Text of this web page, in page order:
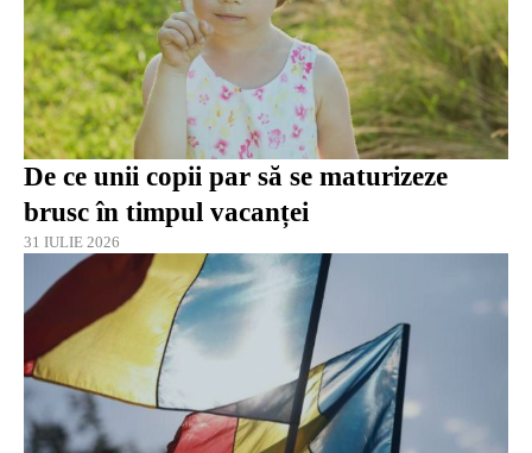
De ce unii copii par să se maturizeze
brusc în timpul vacanței
31 IULIE 2026